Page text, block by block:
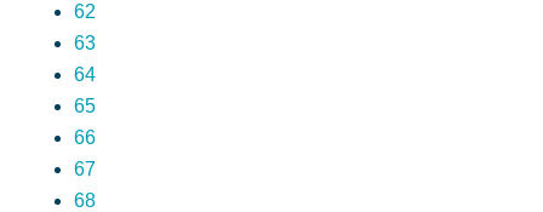
62
63
64
65
66
67
68